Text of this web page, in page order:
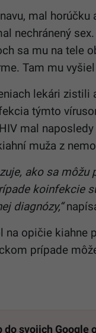
mal
nechránený
sa mu na tele
Tam mu
lekári zistili
týmto
mal
muža z
ako sa môžu
koinfekcie
diagnózy,“
na opičie kiahne
prípade
do svojich Google